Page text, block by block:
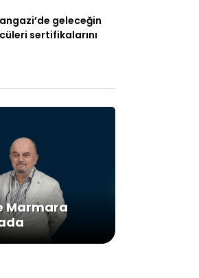
geleceğin
sertifikalarını
Marmara